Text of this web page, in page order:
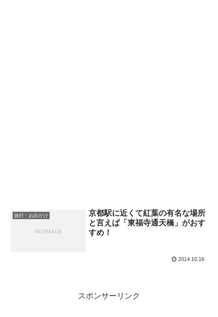
旅行・お出かけ
京都駅に近くて紅葉の有名な場所
と言えば「東福寺通天橋」がおす
すめ！
2014.10.16
スポンサーリンク